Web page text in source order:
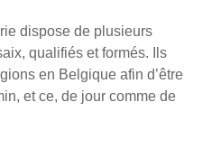
dispose de plusieurs
qualifiés et formés. Ils
en Belgique afin d’être
et ce, de jour comme de